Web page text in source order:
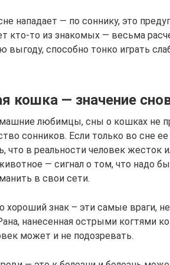
нападает — по соннику, это
кто-то из знакомых — весьма
выгоду, способно тонко играть
кошка — значение
любимцы, сны о кошках не
сонников. Если только во сне ее
что в реальности человек жесток
— сигнал о том, что надо
в свои сети.
хороший знак – эти самые враги,
нанесенная острыми когтями
может и не подозревать.